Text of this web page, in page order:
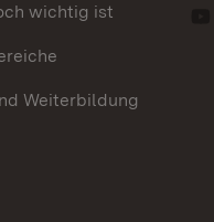
wichtig ist
Weiterbildung